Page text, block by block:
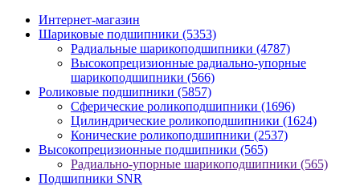
Интернет-магазин
Шариковые подшипники (5353)
Радиальные шарикоподшипники (4787)
Высокопрецизионные радиально-упорные
шарикоподшипники (566)
Роликовые подшипники (5857)
Сферические роликоподшипники (1696)
Цилиндрические роликоподшипники (1624)
Конические роликоподшипники (2537)
Высокопрецизионные подшипники (565)
Радиально-упорные шарикоподшипники (565)
Подшипники SNR